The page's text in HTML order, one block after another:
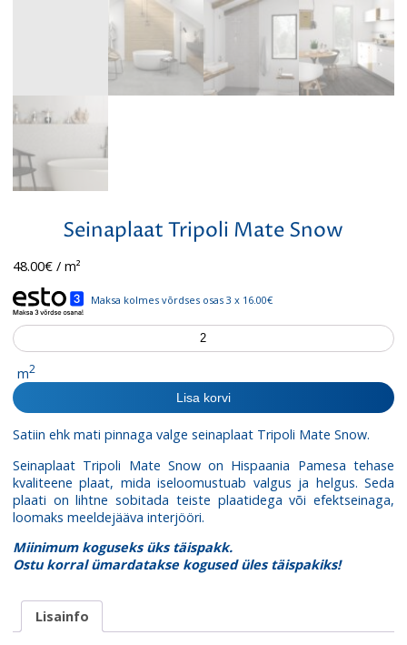
Seinaplaat Tripoli Mate Snow
48.00€/ m²
Maksa kolmes võrdses osas 3 x 16.00€
Seinaplaat
Tripoli
Mate
Snow
kogus
m2
Lisa korvi
Satiin ehk mati pinnaga valge seinaplaat Tripoli Mate Snow.
Seinaplaat Tripoli Mate Snow on Hispaania Pamesa tehase
kvaliteene plaat, mida iseloomustuab valgus ja helgus. Seda
plaati on lihtne sobitada teiste plaatidega või efektseinaga,
loomaks meeldejääva interjööri.
Miinimum koguseks üks täispakk.
Ostu korral ümardatakse kogused üles täispakiks!
Lisainfo